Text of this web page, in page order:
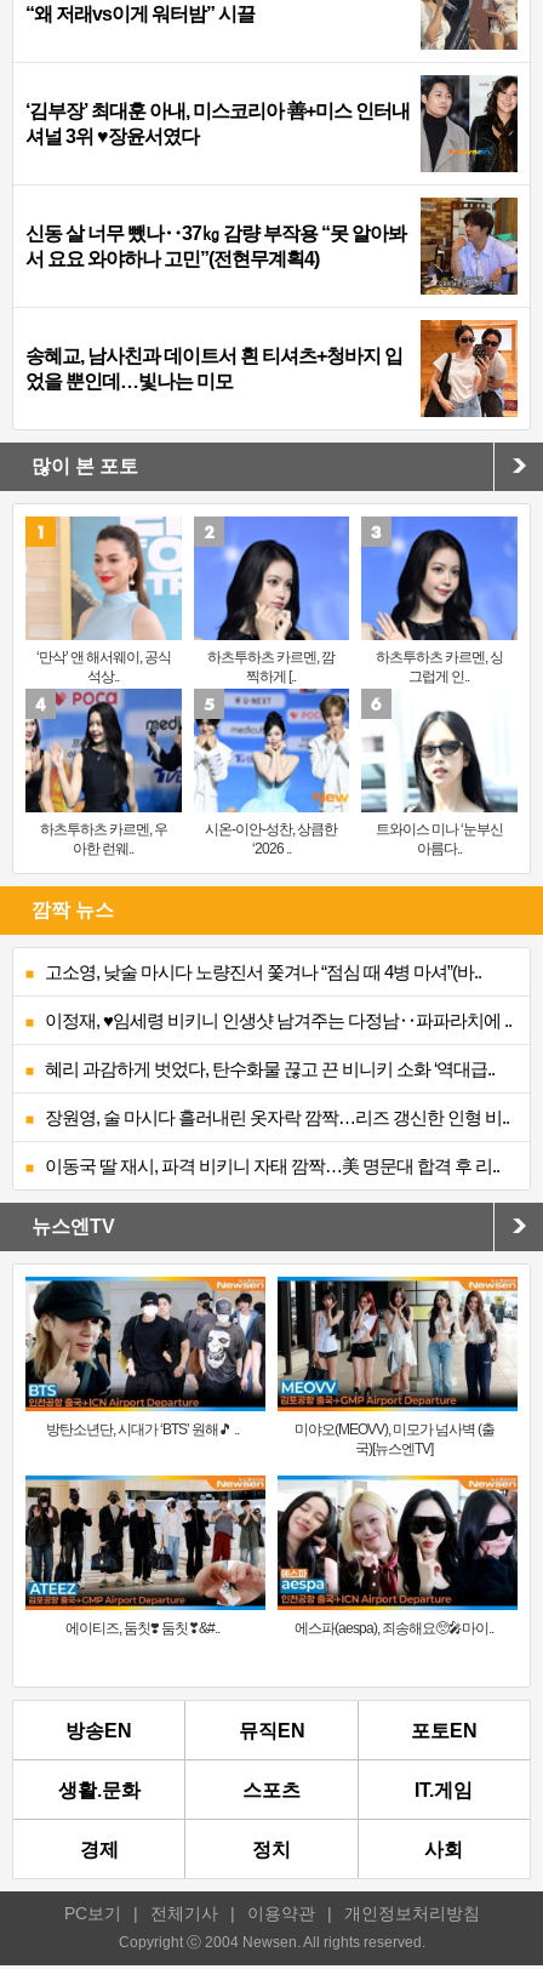
“왜 저래vs이게 워터밤” 시끌
‘김부장’ 최대훈 아내, 미스코리아 善+미스 인터내
셔널 3위 ♥장윤서였다
신동 살 너무 뺐나‥37㎏ 감량 부작용 “못 알아봐
서 요요 와야하나 고민”(전현무계획4)
송혜교, 남사친과 데이트서 흰 티셔츠+청바지 입
었을 뿐인데…빛나는 미모
많이 본 포토
‘만삭’ 앤 해서웨이, 공식
석상..
하츠투하츠 카르멘, 깜
찍하게 [..
하츠투하츠 카르멘, 싱
그럽게 인..
하츠투하츠 카르멘, 우
아한 런웨..
시온-이안-성찬, 상큼한
‘2026 ..
트와이스 미나 ‘눈부신
아름다..
깜짝 뉴스
고소영, 낮술 마시다 노량진서 쫓겨나 “점심 때 4병 마셔”(바..
이정재, ♥임세령 비키니 인생샷 남겨주는 다정남‥파파라치에 ..
혜리 과감하게 벗었다, 탄수화물 끊고 끈 비니키 소화 ‘역대급..
장원영, 술 마시다 흘러내린 옷자락 깜짝…리즈 갱신한 인형 비..
이동국 딸 재시, 파격 비키니 자태 깜짝…美 명문대 합격 후 리..
뉴스엔TV
방탄소년단, 시대가 ‘BTS’ 원해🎵 ..
미야오(MEOVV), 미모가 넘사벽 (출
국)[뉴스엔TV]
에이티즈, 둠칫❣️ 둠칫❣&#.. 에스파(aespa), 죄송해요🥺🎤마이..
방송EN 뮤직EN 포토EN
생활.문화 스포츠 IT.게임
경제 정치 사회
PC보기 | 전체기사 | 이용약관 | 개인정보처리방침
Copyright ⓒ 2004 Newsen. All rights reserved.